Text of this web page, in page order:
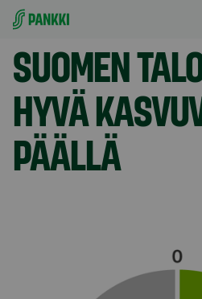
Siirry suoraan sisältöön
SUOMEN
HYVÄ
PÄÄLLÄ